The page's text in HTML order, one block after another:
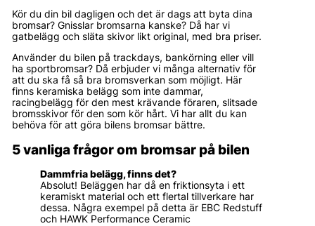
Kör du din bil dagligen och det är dags att byta dina
bromsar? Gnisslar bromsarna kanske? Då har vi
gatbelägg och släta skivor likt original, med bra priser.
Använder du bilen på trackdays, bankörning eller vill
ha sportbromsar? Då erbjuder vi många alternativ för
att du ska få så bra bromsverkan som möjligt. Här
finns keramiska belägg som inte dammar,
racingbelägg för den mest krävande föraren, slitsade
bromsskivor för den som kör hårt. Vi har allt du kan
behöva för att göra bilens bromsar bättre.
5 vanliga frågor om bromsar på bilen
Dammfria belägg, finns det?
Absolut! Beläggen har då en friktionsyta i ett
keramiskt material och ett flertal tillverkare har
dessa. Några exempel på detta är EBC Redstuff
och HAWK Performance Ceramic